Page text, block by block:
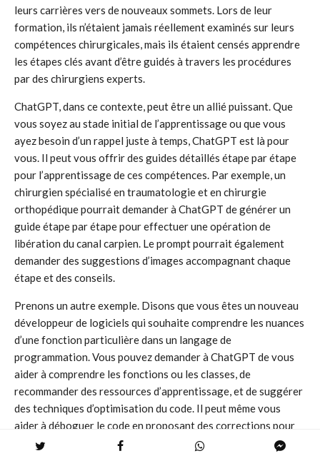
leurs carrières vers de nouveaux sommets. Lors de leur
formation, ils n’étaient jamais réellement examinés sur leurs
compétences chirurgicales, mais ils étaient censés apprendre
les étapes clés avant d’être guidés à travers les procédures
par des chirurgiens experts.
ChatGPT, dans ce contexte, peut être un allié puissant. Que
vous soyez au stade initial de l’apprentissage ou que vous
ayez besoin d’un rappel juste à temps, ChatGPT est là pour
vous. Il peut vous offrir des guides détaillés étape par étape
pour l’apprentissage de ces compétences. Par exemple, un
chirurgien spécialisé en traumatologie et en chirurgie
orthopédique pourrait demander à ChatGPT de générer un
guide étape par étape pour effectuer une opération de
libération du canal carpien. Le prompt pourrait également
demander des suggestions d’images accompagnant chaque
étape et des conseils.
Prenons un autre exemple. Disons que vous êtes un nouveau
développeur de logiciels qui souhaite comprendre les nuances
d’une fonction particulière dans un langage de
programmation. Vous pouvez demander à ChatGPT de vous
aider à comprendre les fonctions ou les classes, de
recommander des ressources d’apprentissage, et de suggérer
des techniques d’optimisation du code. Il peut même vous
aider à déboguer le code en proposant des corrections pour
les erreurs de syntaxe ou logiques.